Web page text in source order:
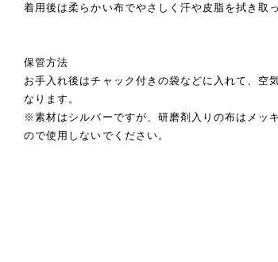
着用後は柔らかい布でやさしく汗や皮脂を拭き取
保管方法
お手入れ後はチャック付きの袋などに入れて、空
なります。
※素材はシルバーですが、研磨剤入りの布はメッ
ので使用しないでください。